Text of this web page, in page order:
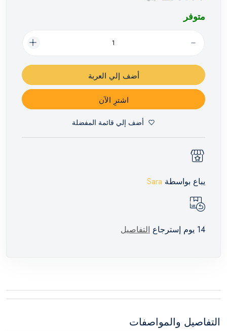
متوفر
أضف إلي العربة
اشترِ الآن
أضف إلي قائمة المفضلة
يباع بواسطة Sara
14 يوم إسترجاع التفاصيل
التفاصيل والمواصفات